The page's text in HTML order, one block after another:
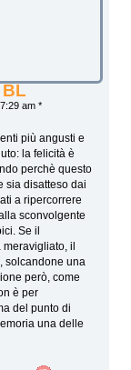
am *
più angusti e
la felicità è
perchè questo
sia disatteso dai
a ripercorrere
sconvolgente
Se il
il
solcandone una
però, come
è per
del punto di
una delle